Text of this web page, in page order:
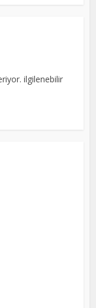
ilgilenebilir